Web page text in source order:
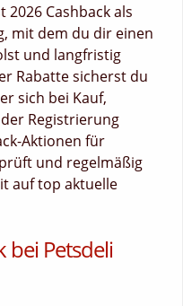
Cashback als
mit dem du dir einen
und langfristig
Rabatte sicherst du
sich bei Kauf,
Registrierung
Aktionen für
und regelmäßig
auf top aktuelle
bei Petsdeli